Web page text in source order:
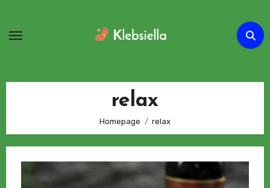
contenuto
relax
Homepage relax